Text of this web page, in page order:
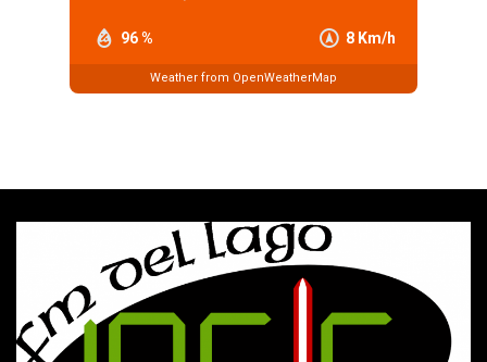
96 % 8 Km/h
Weather from OpenWeatherMap